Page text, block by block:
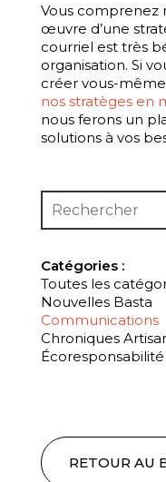
Vous comprenez
œuvre d’une
courriel est très
organisation. Si
créer vous-
nos stratèges en
nous ferons un
solutions à vos
Catégories :
Toutes les
Nouvelles Basta
Communications
Chroniques
Écoresponsabilité
RETOUR AU